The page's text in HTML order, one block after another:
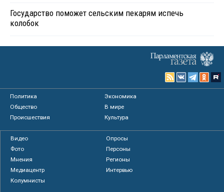
Государство поможет сельским пекарям испечь
колобок
Политика
Экономика
Общество
В мире
Происшествия
Культура
Видео
Опросы
Фото
Персоны
Мнения
Регионы
Медиацентр
Интервью
Колумнисты